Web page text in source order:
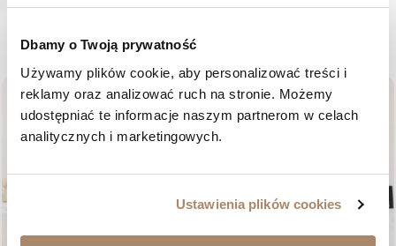
Dbamy o Twoją prywatność
Używamy plików cookie, aby personalizować treści i
reklamy oraz analizować ruch na stronie. Możemy
udostępniać te informacje naszym partnerom w celach
analitycznych i marketingowych.
Ustawienia plików cookies
Cena regularna
299,00 zł Cena
239,20 zł
Sona
favorite_border